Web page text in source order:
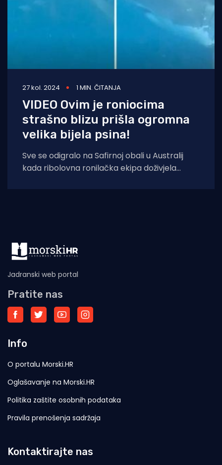
27 kol. 2024 1 MIN. ČITANJA
VIDEO Ovim je roniocima
strašno blizu prišla ogromna
velika bijela psina!
Sve se odigralo na Safirnoj obali u Australij
kada ribolovna ronilačka ekipa doživjela
Jadranski web portal
Pratite nas
Info
O portalu Morski.HR
Oglašavanje na Morski.HR
Politika zaštite osobnih podataka
Pravila prenošenja sadržaja
Kontaktirajte nas